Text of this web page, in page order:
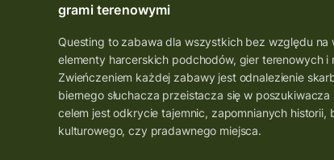
grami terenowymi
Questing to zabawa dla wszystkich bez względu na
elementy harcerskich podchodów, gier terenowych i
Zwieńczeniem każdej zabawy jest odnalezienie
biernego słuchacza przeistacza się w
celem jest odkrycie tajemnic, zapomnianych historii,
kulturowego, czy pradawnego miejsca.